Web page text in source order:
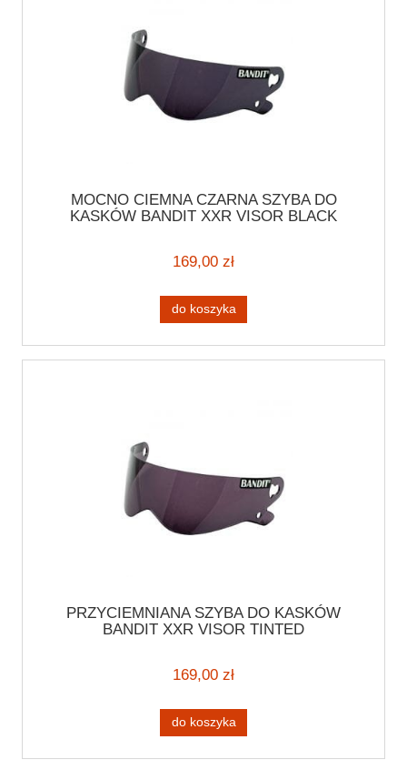
MOCNO CIEMNA CZARNA SZYBA DO
KASKÓW BANDIT XXR VISOR BLACK
169,00 zł
do koszyka
PRZYCIEMNIANA SZYBA DO KASKÓW
BANDIT XXR VISOR TINTED
169,00 zł
do koszyka